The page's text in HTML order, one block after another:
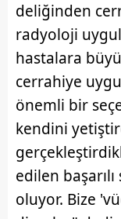
deliğinden
radyoloji
hastalara
cerrahiye
önemli bir
kendini
edilen
oluyor. Bize